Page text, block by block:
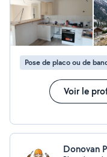
Pose de placo ou de
Voir le
Donovan